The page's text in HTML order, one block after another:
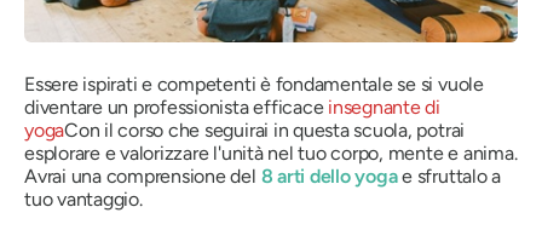
Essere ispirati e competenti è fondamentale se si vuole
diventare un professionista efficace insegnante di
yogaCon il corso che seguirai in questa scuola, potrai
esplorare e valorizzare l'unità nel tuo corpo, mente e anima.
Avrai una comprensione del 8 arti dello yogae sfruttalo a
tuo vantaggio.